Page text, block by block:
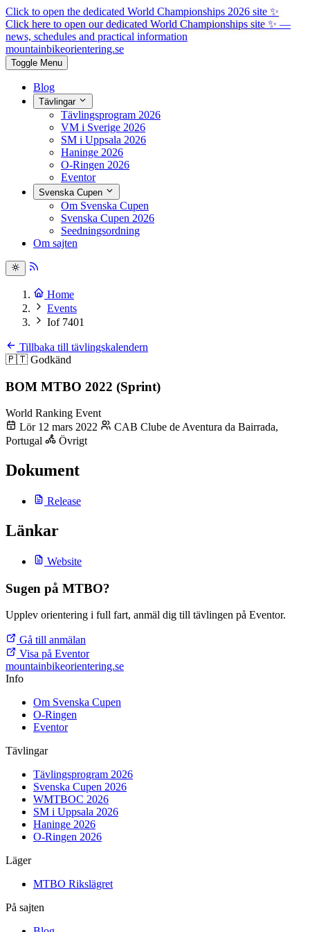
Click to open the dedicated World Championships 2026 site ✨
Click here to open our dedicated World Championships site ✨ —
news, schedules and practical information
mountainbikeorientering.se
Toggle Menu
Blog
Tävlingar
Tävlingsprogram 2026
VM i Sverige 2026
SM i Uppsala 2026
Haninge 2026
O-Ringen 2026
Eventor
Svenska Cupen
Om Svenska Cupen
Svenska Cupen 2026
Seedningsordning
Om sajten
Home
Events
Iof 7401
Tillbaka till tävlingskalendern
🇵🇹 Godkänd
BOM MTBO 2022 (Sprint)
World Ranking Event
Lör 12 mars 2022
CAB Clube de Aventura da Bairrada,
Portugal
Övrigt
Dokument
Release
Länkar
Website
Sugen på MTBO?
Upplev orientering i full fart, anmäl dig till tävlingen på Eventor.
Gå till anmälan
Visa på Eventor
mountainbikeorientering.se
Info
Om Svenska Cupen
O-Ringen
Eventor
Tävlingar
Tävlingsprogram 2026
Svenska Cupen 2026
WMTBOC 2026
SM i Uppsala 2026
Haninge 2026
O-Ringen 2026
Läger
MTBO Rikslägret
På sajten